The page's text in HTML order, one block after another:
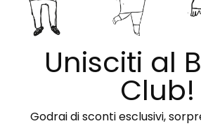
Unisciti al
Club!
Godrai di sconti esclusivi,